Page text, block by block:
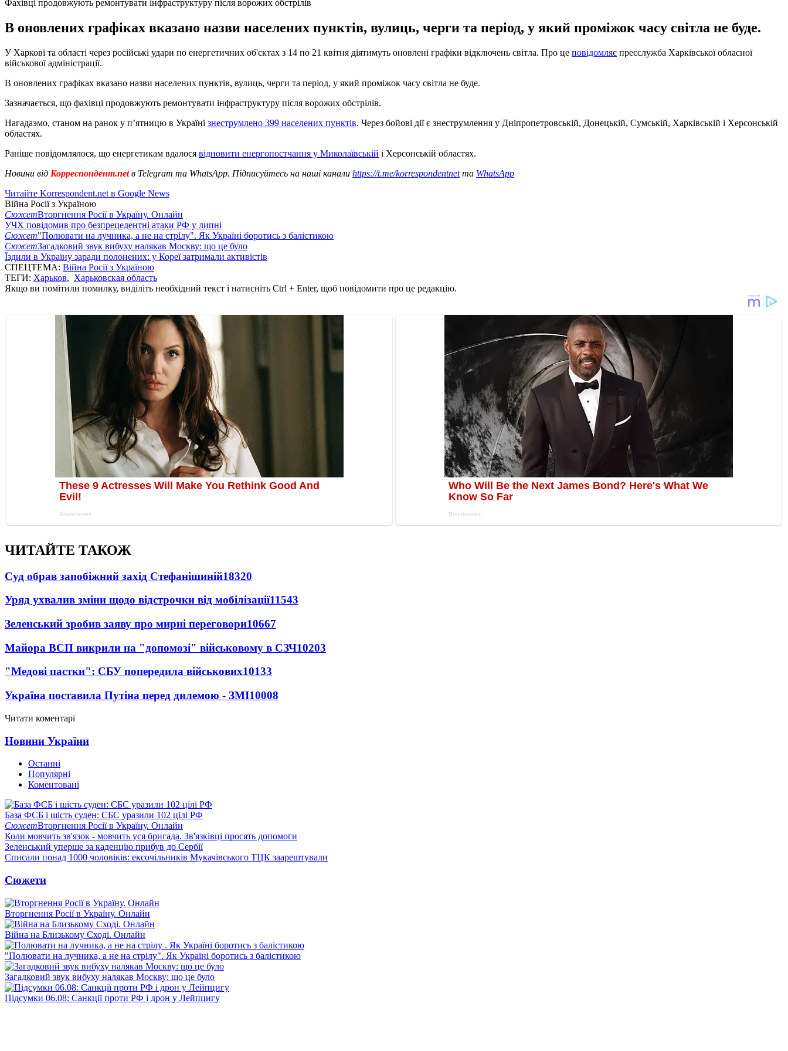
Фахівці продовжують ремонтувати інфраструктуру після ворожих обстрілів
В оновлених графіках вказано назви населених пунктів, вулиць, черги та період, у який проміжок часу світла не буде.
У Харкові та області через російські удари по енергетичних об'єктах з 14 по 21 квітня діятимуть оновлені графіки відключень світла. Про це повідомляє пресслужба Харківської обласної
військової адміністрації.
В оновлених графіках вказано назви населених пунктів, вулиць, черги та період, у який проміжок часу світла не буде.
Зазначається, що фахівці продовжують ремонтувати інфраструктуру після ворожих обстрілів.
Нагадаэмо, станом на ранок у п’ятницю в Україні знеструмлено 399 населених пунктів. Через бойові дії є знеструмлення у Дніпропетровській, Донецькій, Сумській, Харківській і Херсонській
областях.
Раніше повідомлялося, що енергетикам вдалося відновити енергопостчання у Миколаївській і Херсонській областях.
Новини від Корреспондент.netв Telegram та WhatsApp. Підписуйтесь на наші канали https://t.me/korrespondentnetта WhatsApp
Читайте Korrespondent.net в Google News
Війна Росії з Україною
СюжетВторгнення Росії в Україну. Онлайн
УЧХ повідомив про безпрецедентні атаки РФ у липні
Сюжет"Полювати на лучника, а не на стрілу". Як Україні боротись з балістикою
СюжетЗагадковий звук вибуху налякав Москву: що це було
Їздили в Україну заради полонених: у Кореї затримали активістів
СПЕЦТЕМА: Війна Росії з Україною
ТЕГИ: Харьков, Харьковская область
Якщо ви помітили помилку, виділіть необхідний текст і натисніть Ctrl + Enter, щоб повідомити про це редакцію.
ЧИТАЙТЕ ТАКОЖ
Суд обрав запобіжний захід Стефанішиній18320
Уряд ухвалив зміни щодо відстрочки від мобілізації11543
Зеленський зробив заяву про мирні переговори10667
Майора ВСП викрили на "допомозі" військовому в СЗЧ10203
"Медові пастки": СБУ попередила військових10133
Україна поставила Путіна перед дилемою - ЗМІ10008
Читати коментарі
Новини України
Останні
Популярні
Коментовані
База ФСБ і шість суден: СБС уразили 102 цілі РФ
СюжетВторгнення Росії в Україну. Онлайн
Коли мовчить зв'язок - мовчить уся бригада. Зв'язківці просять допомоги
Зеленський уперше за каденцію прибув до Сербії
Списали понад 1000 чоловіків: ексочільників Мукачівського ТЦК заарештували
Сюжети
Вторгнення Росії в Україну. Онлайн
Війна на Близькому Сході. Онлайн
"Полювати на лучника, а не на стрілу". Як Україні боротись з балістикою
Загадковий звук вибуху налякав Москву: що це було
Підсумки 06.08: Санкції проти РФ і дрон у Лейпцигу